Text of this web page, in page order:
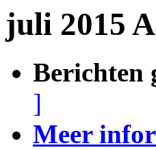
juli 2015
Berichten
]
Meer